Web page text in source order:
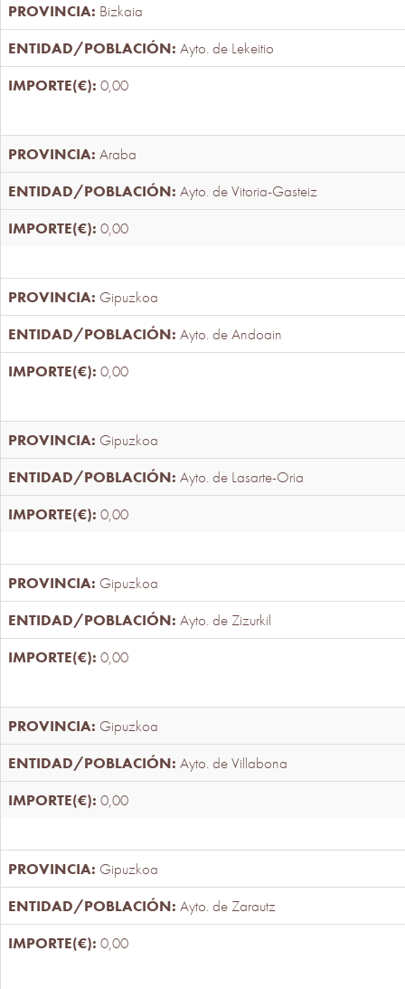
Bizkaia
Ayto. de Lekeitio
0,00
Araba
Ayto. de Vitoria-Gasteiz
0,00
Gipuzkoa
Ayto. de Andoain
0,00
Gipuzkoa
Ayto. de Lasarte-Oria
0,00
Gipuzkoa
Ayto. de Zizurkil
0,00
Gipuzkoa
Ayto. de Villabona
0,00
Gipuzkoa
Ayto. de Zarautz
0,00